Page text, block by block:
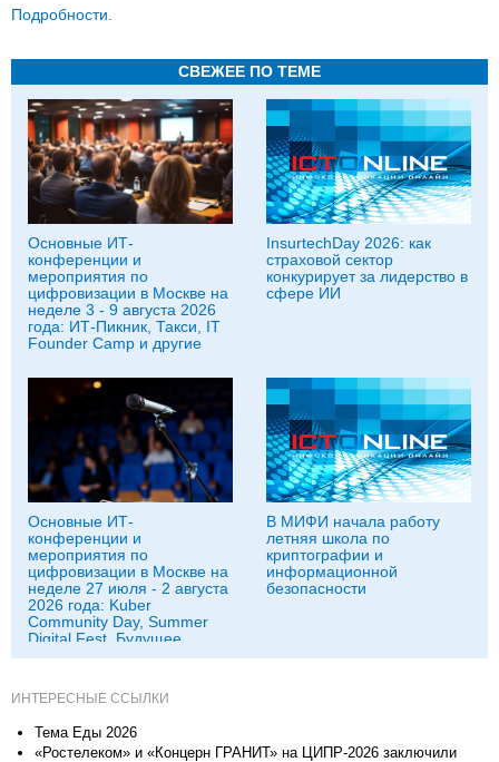
Подробности.
СВЕЖЕЕ ПО ТЕМЕ
Основные ИТ-
конференции и
мероприятия по
цифровизации в Москве на
неделе 3 - 9 августа 2026
года: ИТ-Пикник, Такси, IT
Founder Camp и другие
InsurtechDay 2026: как
страховой сектор
конкурирует за лидерство в
сфере ИИ
Основные ИТ-
конференции и
мероприятия по
цифровизации в Москве на
неделе 27 июля - 2 августа
2026 года: Kuber
Community Day, Summer
Digital Fest, Будущее
исследований в
В МИФИ начала работу
летняя школа по
криптографии и
информационной
безопасности
ИНТЕРЕСНЫЕ ССЫЛКИ
Тема Еды 2026
«Ростелеком» и «Концерн ГРАНИТ» на ЦИПР-2026 заключили